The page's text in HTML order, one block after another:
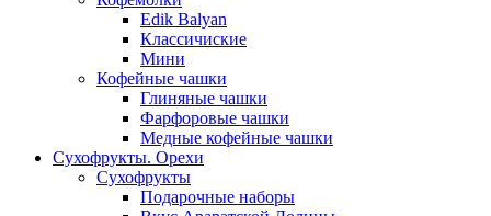
Edik Balyan
Классичиские
Мини
Кофейные чашки
Глиняные чашки
Фарфоровые чашки
Медные кофейные чашки
Сухофрукты. Орехи
Сухофрукты
Подарочные наборы